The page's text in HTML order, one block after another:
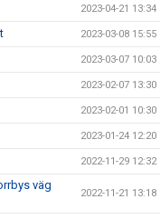
2023-04-21 13:34
2023-03-08 15:55
2023-03-07 10:03
2023-02-07 13:30
2023-02-01 10:30
2023-01-24 12:20
2022-11-29 12:32
väg
2022-11-21 13:18